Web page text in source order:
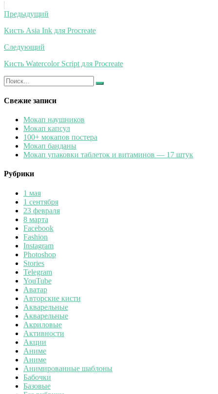
Навигация
по
записям
Предыдущий
Кисть Asia Ink для Procreate
Следующий
Кисть Watercolor Script для Procreate
Искать:
Найти
Свежие записи
Мокап наушников
Мокап капсул
100+ мокапов постера
Мокап банданы
Мокап упаковки таблеток и витаминов — 17 штук
Рубрики
1 мая
1 сентября
23 февраля
8 марта
Facebook
Fashion
Instagram
Photoshop
Stories
Telegram
YouTube
Аватар
Авторские кисти
Акварельные
Акварельные
Акриловые
Активности
Акции
Аниме
Аниме
Анимированные шаблоны
Бабочки
Базовые